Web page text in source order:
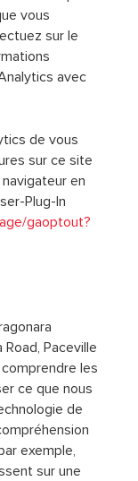
vous
sur le
avec
de vous
sur ce site
en
Plug-In
gaoptout?
Paceville
comprendre les
ce que nous
de
exemple,
sur une